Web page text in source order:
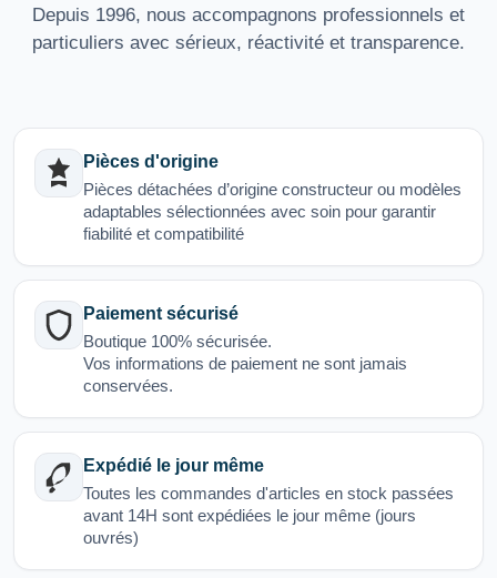
Depuis 1996, nous accompagnons professionnels et
particuliers avec sérieux, réactivité et transparence.
Pièces d'origine
Pièces détachées d’origine constructeur ou modèles
adaptables sélectionnées avec soin pour garantir
fiabilité et compatibilité
Paiement sécurisé
Boutique 100% sécurisée.
Vos informations de paiement ne sont jamais
conservées.
Expédié le jour même
Toutes les commandes d'articles en stock passées
avant 14H sont expédiées le jour même (jours
ouvrés)